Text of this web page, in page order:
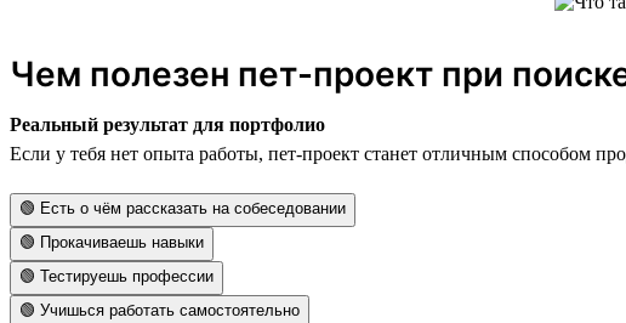
Чем полезен пет-проект при
Реальный результат для портфолио
Если у тебя нет опыта работы, пет-проект станет отличным способом
🟢 Есть о чём рассказать на собеседовании
🟢 Прокачиваешь навыки
🟢 Тестируешь профессии
🟢 Учишься работать самостоятельно